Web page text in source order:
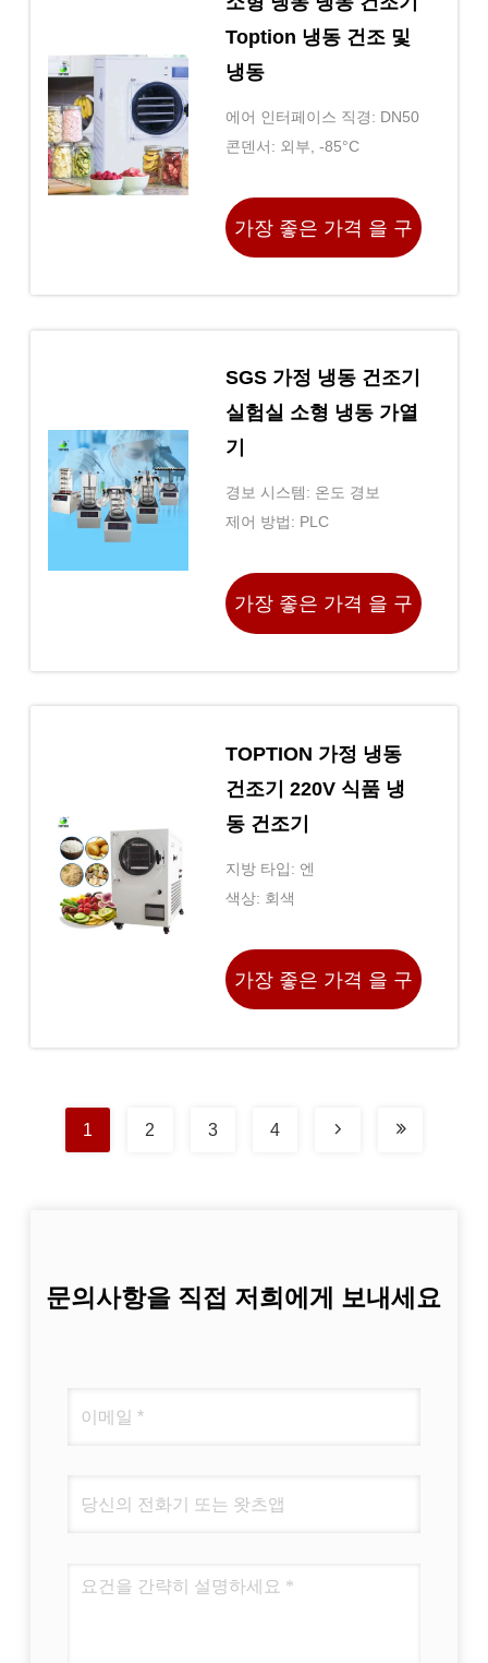
Toption 냉동 건조 및
냉동
에어 인터페이스 직경: DN50
콘덴서: 외부, -85°C
가장 좋은 가격 을 구
SGS 가정 냉동 건조기
실험실 소형 냉동 가열
기
경보 시스템: 온도 경보
제어 방법: PLC
가장 좋은 가격 을 구
TOPTION 가정 냉동
건조기 220V 식품 냉
동 건조기
지방 타입: 엔
색상: 회색
가장 좋은 가격 을 구
1 2 3 4
문의사항을 직접 저희에게 보내세요